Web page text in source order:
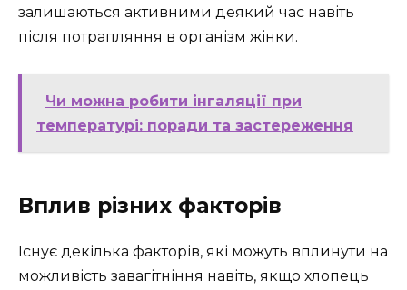
залишаються активними деякий час навіть
після потрапляння в організм жінки.
Чи можна робити інгаляції при
температурі: поради та застереження
Вплив різних факторів
Існує декілька факторів, які можуть вплинути на
можливість завагітніння навіть, якщо хлопець